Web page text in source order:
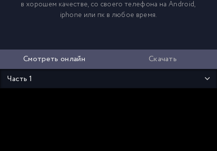
в хорошем качестве, со своего телефона на Android,
iphone или пк в любое время.
Смотреть онлайн Скачать